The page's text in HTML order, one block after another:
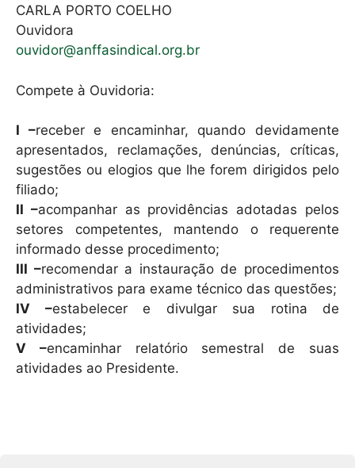
CARLA PORTO COELHO
Ouvidora
ouvidor@anffasindical.org.br
Compete à Ouvidoria:
I –receber e encaminhar, quando devidamente
apresentados, reclamações, denúncias, críticas,
sugestões ou elogios que lhe forem dirigidos pelo
filiado;
II –acompanhar as providências adotadas pelos
setores competentes, mantendo o requerente
informado desse procedimento;
III –recomendar a instauração de procedimentos
administrativos para exame técnico das questões;
IV –estabelecer e divulgar sua rotina de
atividades;
V –encaminhar relatório semestral de suas
atividades ao Presidente.